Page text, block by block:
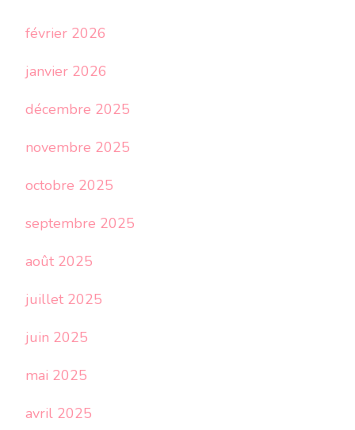
février 2026
janvier 2026
décembre 2025
novembre 2025
octobre 2025
septembre 2025
août 2025
juillet 2025
juin 2025
mai 2025
avril 2025